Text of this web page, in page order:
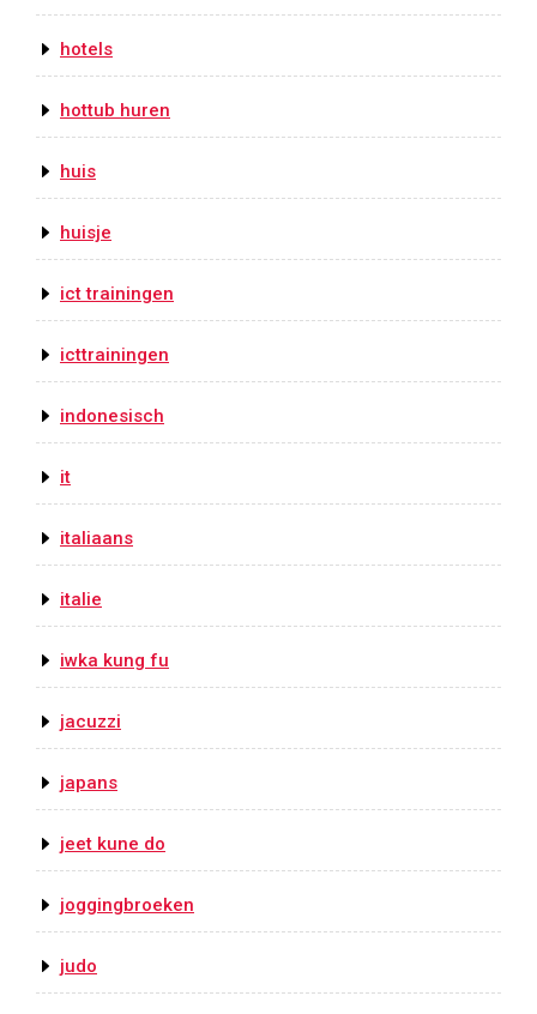
hotels
hottub huren
huis
huisje
ict trainingen
icttrainingen
indonesisch
it
italiaans
italie
iwka kung fu
jacuzzi
japans
jeet kune do
joggingbroeken
judo